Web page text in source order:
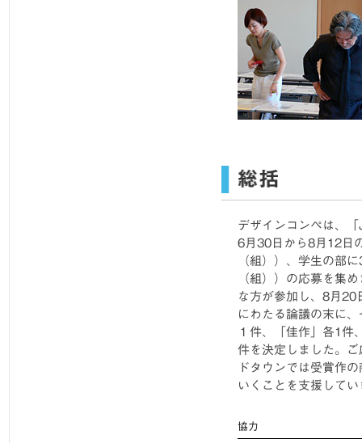
デザインコンペは、
6月30日から8月12日
（組））、学生の部
（組））の応募を集
な方が参加し、8月20
にわたる論議の末に
１件、「佳作」各1件
件を決定しました。
ドタウンでは受賞作
いくことを支援して
協力